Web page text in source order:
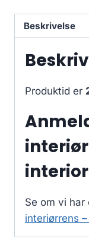
Beskrivelse
Produktid er
Se om vi har
interiørrens